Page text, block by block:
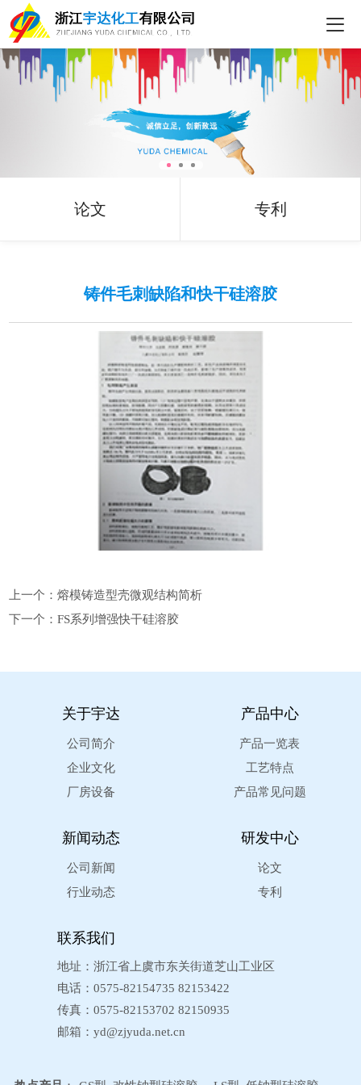
论文 专利
铸件毛刺缺陷和快干硅溶胶
上一个：熔模铸造型壳微观结构简析
下一个：FS系列增强快干硅溶胶
关于宇达
公司简介
企业文化
厂房设备
产品中心
产品一览表
工艺特点
产品常见问题
新闻动态
公司新闻
行业动态
研发中心
论文
专利
联系我们
地址：浙江省上虞市东关街道芝山工业区
电话：0575-82154735 82153422
传真：0575-82153702 82150935
邮箱： yd@zjyuda.net.cn